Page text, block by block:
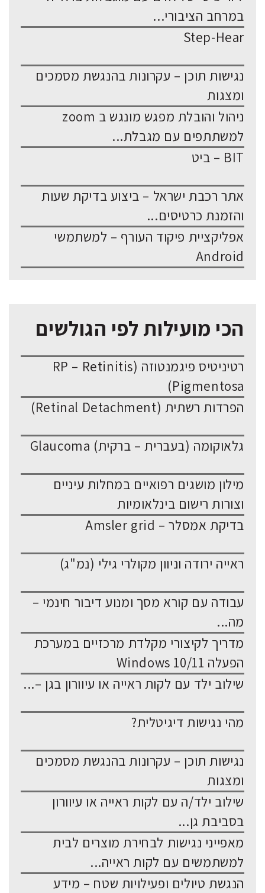
במרחב הציבורי...
Step-Hear
נגישות תוכן – עקרונות בהנגשת מסמכים
ומצגות
ניהול והובלת מפגש מונגש ב zoom
למשתתפים עם מגבלת...
BIT – ביט
אתר רכבת ישראל – ביצוע בדיקת שעות
והזמנת כרטיסים...
אפליקציית פיקוד העורף – למשתמשי
Android
הכי מועילות לפי הגולשים
רטיניטיס פיגמנטוזה (RP – Retinitis
Pigmentosa)
הפרדות רשתית (Retinal Detachment)
גלאוקומה (בעברית – ברקית) Glaucoma
מילון מושגים רפואיים במחלות עיניים
וצורות רישום בינלאומיות
בדיקת אמסלר – Amsler grid
ראייה ירודה וניוון מקולרי גילי (נמ"ג)
עבודה עם קורא מסך ומנוע דיבור חינמי –
מה...
מדריך לקיצורי מקלדת מרכזיים במערכת
הפעלה Windows 10/11
שילוב ילד עם לקות ראייה או עיוורון בגן –...
מהי נגישות דיגיטלית?
נגישות תוכן – עקרונות בהנגשת מסמכים
ומצגות
שילוב ילד/ה עם לקות ראייה או עיוורון
בסביבת גן...
מאפייני נגישות לבחירת מוצרים לבית
למשתמשים עם לקות ראייה...
הנגשת טיולים ופעילויות שטח – מידע